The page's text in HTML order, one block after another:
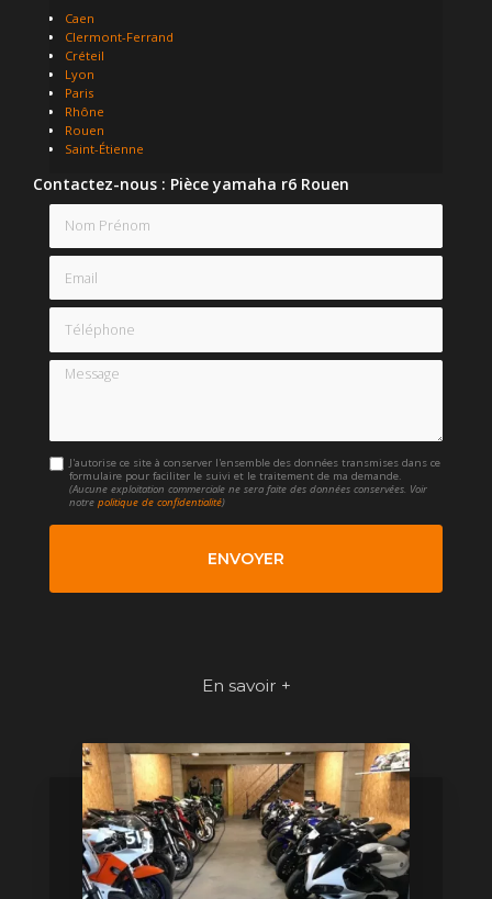
Caen
Clermont-Ferrand
Créteil
Lyon
Paris
Rhône
Rouen
Saint-Étienne
Contactez-nous : Pièce yamaha r6 Rouen
Nom Prénom
Email
Message
J'autorise ce site à conserver l'ensemble des données transmises dans ce
formulaire pour faciliter le suivi et le traitement de ma demande.
(Aucune exploitation commerciale ne sera faite des données conservées. Voir
notrepolitique de confidentialité)
En savoir +